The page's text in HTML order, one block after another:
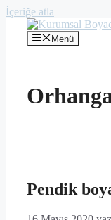
İçeriğe atla
Menü
Pendik